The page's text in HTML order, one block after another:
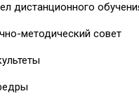
дистанционного
методический совет